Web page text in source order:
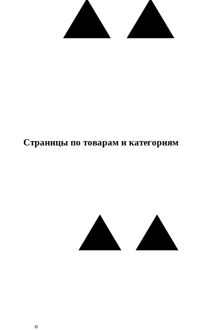
Страницы по товарам и категориям